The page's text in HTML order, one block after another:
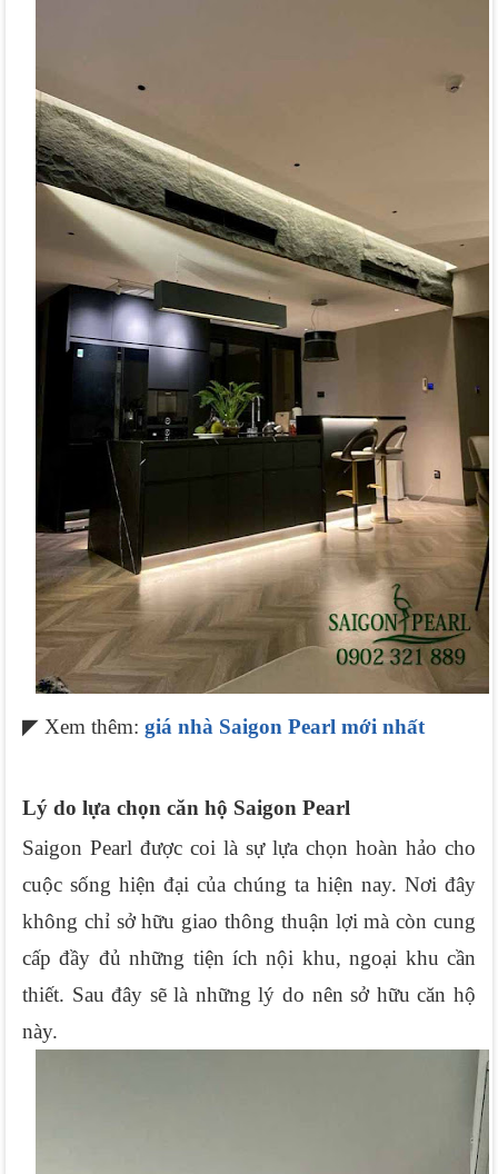
◤ Xem thêm: giá nhà Saigon Pearl mới nhất
Lý do lựa chọn căn hộ Saigon Pearl
Saigon Pearl được coi là sự lựa chọn hoàn hảo cho
cuộc sống hiện đại của chúng ta hiện nay. Nơi đây
không chỉ sở hữu giao thông thuận lợi mà còn cung
cấp đầy đủ những tiện ích nội khu, ngoại khu cần
thiết. Sau đây sẽ là những lý do nên sở hữu căn hộ
này.